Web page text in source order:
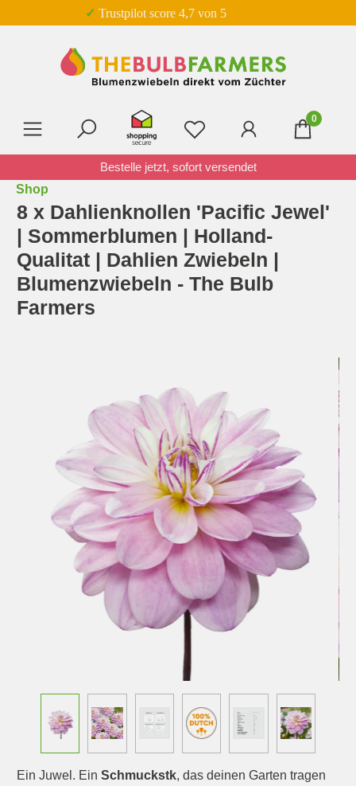
Zum Hauptinhalt springen✓ Trustpilot score 4,7 von 5
Du hast 0 Produkte auf
0
Bestelle jetzt, sofort versendet
Shop
8 x Dahlienknollen 'Pacific Jewel'
| Sommerblumen | Holland-
Qualitat | Dahlien Zwiebeln |
Blumenzwiebeln - The Bulb
Farmers
Ein Juwel. Ein Schmuckstk, das deinen Garten tragen